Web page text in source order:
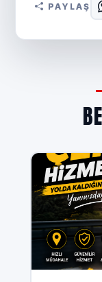
PAYLAŞ